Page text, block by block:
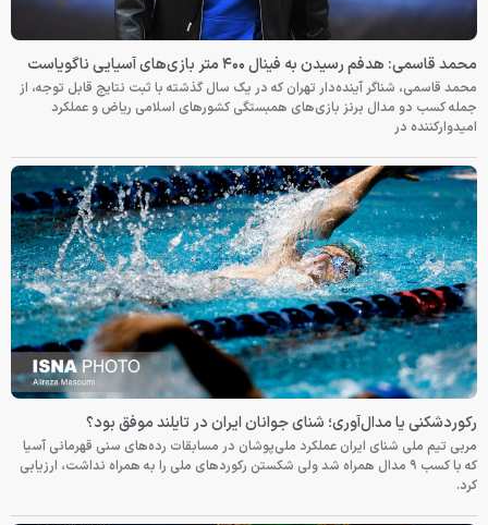
محمد قاسمی: هدفم رسیدن به فینال ۴۰۰ متر بازی‌های آسیایی ناگویاست
محمد قاسمی، شناگر آینده‌دار تهران که در یک سال گذشته با ثبت نتایج قابل توجه، از
جمله کسب دو مدال برنز بازی‌های همبستگی کشورهای اسلامی ریاض و عملکرد
امیدوارکننده در
رکوردشکنی یا مدال‌آوری؛ شنای جوانان ایران در تایلند موفق بود؟
مربی تیم ملی شنای ایران عملکرد ملی‌پوشان در مسابقات رده‌های سنی قهرمانی آسیا
که با کسب ۹ مدال همراه شد ولی شکستن رکوردهای ملی را به همراه نداشت، ارزیابی
کرد.